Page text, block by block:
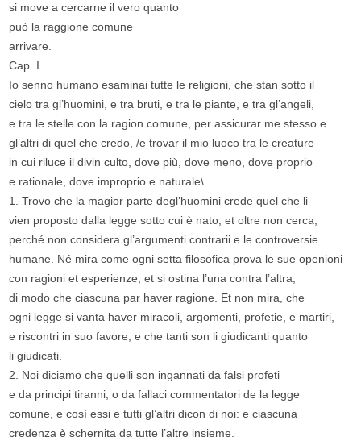
si move a cercarne il vero quanto
può la raggione comune
arrivare.
Cap. I
Io senno humano esaminai tutte le religioni, che stan sotto il
cielo tra gl’huomini, e tra bruti, e tra le piante, e tra gl’angeli,
e tra le stelle con la ragion comune, per assicurar me stesso e
gl’altri di quel che credo, /e trovar il mio luoco tra le creature
in cui riluce il divin culto, dove più, dove meno, dove proprio
e rationale, dove improprio e naturale\.
1. Trovo che la magior parte degl’huomini crede quel che li
vien proposto dalla legge sotto cui è nato, et oltre non cerca,
perché non considera gl’argumenti contrarii e le controversie
humane. Né mira come ogni setta filosofica prova le sue openioni
con ragioni et esperienze, et si ostina l’una contra l’altra,
di modo che ciascuna par haver ragione. Et non mira, che
ogni legge si vanta haver miracoli, argomenti, profetie, e martiri,
e riscontri in suo favore, e che tanti son li giudicanti quanto
li giudicati.
2. Noi diciamo che quelli son ingannati da falsi profeti
e da principi tiranni, o da fallaci commentatori de la legge
comune, e così essi e tutti gl’altri dicon di noi: e ciascuna
credenza è schernita da tutte l’altre insieme.